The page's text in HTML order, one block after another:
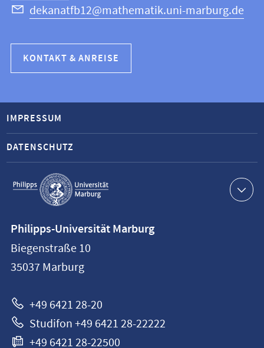
dekanatfb12@mathematik.uni-marburg.de
KONTAKT & ANREISE
Service-
Navigation
IMPRESSUM
DATENSCHUTZ
Philipps-
Universität
Marburg
Philipps-Universität Marburg
Biegenstraße 10
35037 Marburg
+49 6421 28-20
Studifon +49 6421 28-22222
+49 6421 28-22500